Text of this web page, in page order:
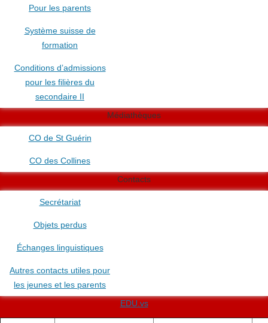
Pour les parents
Système suisse de
formation
Conditions d’admissions
pour les filières du
secondaire II
Médiathèques
CO de St Guérin
CO des Collines
Contacts
Secrétariat
Objets perdus
Échanges linguistiques
Autres contacts utiles pour
les jeunes et les parents
EDU.vs